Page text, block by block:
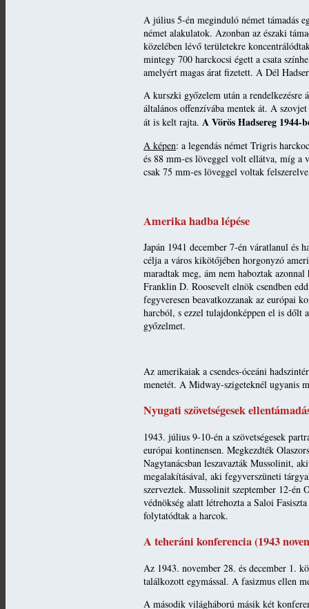
A július 5-én meginduló német támadás
német alakulatok. Azonban az északi
közelében lévő területekre
mintegy 700 harckocsi égett a csata
amelyért magas árat fizetett. A Dél
A kurszki győzelem után a
általános offenzívába mentek át. A
át is kelt rajta. A Vörös Hadsereg 1944-
A képen: a legendás német Trigris
és 88 mm-es löveggel volt ellátva, míg a
csak 75 mm-es löveggel voltak
Amerika hadba lépése
Japán 1941 december 7-én váratlanul és
célja a város kikötőjében horgonyzó
maradtak meg, ám nem haboztak
Franklin D. Roosevelt elnök csendben
fegyveresen beavatkozzanak az európai
harcból, s ezzel tulajdonképpen el is dőlt
győzelmet.
Az amerikaiak a csendes-óceáni
menetét. A Midway-szigeteknél ugyanis
Nyugati szövetségesek
1943. július 9-10-én a szövetségesek
európai kontinensen. Megkezdték
Nagytanácsban leszavazták Mussolinit,
megalakításával, aki fegyverszüneti
szerveztek. Mussolinit szeptember 12-én
védnökség alatt létrehozta a Saloi
folytatódtak a harcok.
A teheráni konferencia (1943
Az 1943. november 28. és december 1.
találkozott egymással. A fasizmus ellen
A második világháború másik két